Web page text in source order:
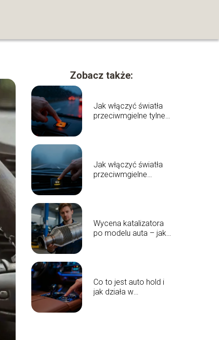
Zobacz także:
Jak włączyć światła
przeciwmgielne tylne?
Jak włączyć światła
przeciwmgielne
Wycena katalizatora
po modelu auta – jak
Co to jest auto hold i
jak działa w